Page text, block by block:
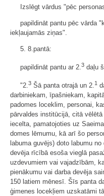
Izslēgt vārdus "pēc
papildināt pantu pēc vārda
iekļaujamās ziņas".
5. 8.pantā:
papildināt pantu ar 2. 3 daļu
"2.3 Šā panta otrajā un 2.1
darbiniekam, īpašniekam,
padomes loceklim, personai,
pārvaldes institūcijā, citā
iecelta, pamatojoties uz
domes lēmumu, kā arī šo
labuma guvējs) doto labumu
devēja rīcībā esoša vieglā
uzdevumiem vai vajadzībām,
pienākumu vai darba devēja
150 latiem mēnesī. Šīs panta
ģimenes locekļiem uzskatāmi